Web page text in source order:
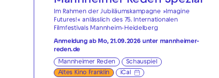
Im Rahmen der Jubiläumskampagne »Imagine
Futures!« anlässlich des 75. Internationalen
Filmfestivals Mannheim-Heidelberg
Anmeldung ab Mo, 21.09.2026 unter mannheimer-
reden.de
Mannheimer Reden
Schauspiel
Altes Kino Franklin
iCal